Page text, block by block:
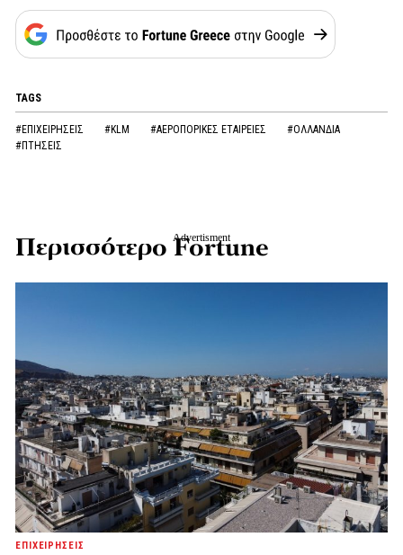
TAGS
#ΕΠΙΧΕΙΡΗΣΕΙΣ #KLM #ΑΕΡΟΠΟΡΙΚΕΣ ΕΤΑΙΡΕΙΕΣ
#ΟΛΛΑΝΔΙΑ
#ΠΤΗΣΕΙΣ
Περισσότερο Fortune
ΕΠΙΧΕΙΡΗΣΕΙΣ